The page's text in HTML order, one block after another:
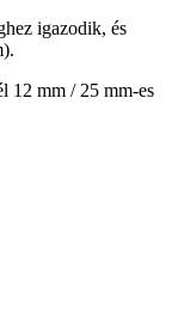
igazodik, és
12 mm / 25 mm-es